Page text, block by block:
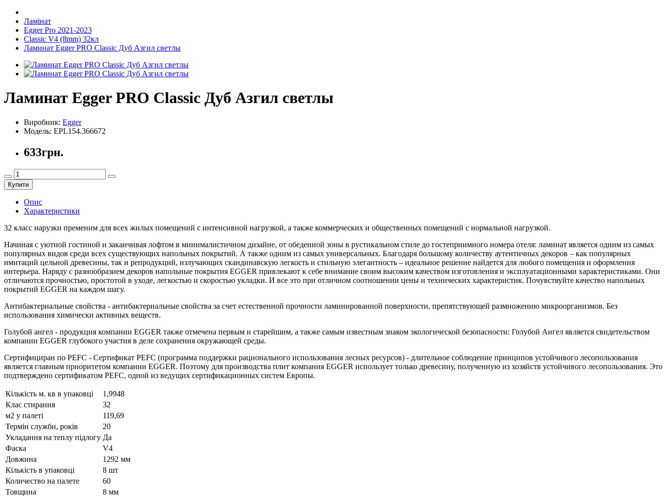
Ламінат
Egger Pro 2021-2023
Classic V4 (8mm) 32кл
Ламинат Egger PRO Classic Дуб Азгил светлы
Ламинат Egger PRO Classic Дуб Азгил светлы
Виробник: Egger
Модель: EPL154.366672
633грн.
Купити
Опис
Характеристики
32 класс нарузки пременим для всех жилых помещений с интенсивной нагрузкой, а также коммерческих и общественных помещений с нормальной нагрузкой.
Начиная с уютной гостиной и заканчивая лофтом в минималистичном дизайне, от обеденной зоны в рустикальном стиле до гостеприимного номера отеля: ламинат является одним из самых
популярных видов среди всех существующих напольных покрытий. А также одним из самых универсальных. Благодаря большому количеству аутентичных декоров – как популярных
имитаций цельной древесины, так и репродукций, излучающих скандинавскую легкость и стильную элегантность – идеальное решение найдется для любого помещения и оформления
интерьера. Наряду с разнообразием декоров напольные покрытия EGGER привлекают к себе внимание своим высоким качеством изготовления и эксплуатационными характеристиками. Они
отличаются прочностью, простотой в уходе, легкостью и скоростью укладки. И все это при отличном соотношении цены и технических характеристик. Почувствуйте качество напольных
покрытий EGGER на каждом шагу.
Антибактериальные свойства - антибактериальные свойства за счет естественной прочности ламинированной поверхности, препятствующей размножению микроорганизмов. Без
использования химически активных веществ.
Голубой ангел - продукция компании EGGER также отмечена первым и старейшим, а также самым известным знаком экологической безопасности: Голубой Ангел является свидетельством
компании EGGER глубокого участия в деле сохранения окружающей среды.
Сертифициран по PEFC - Сертификат PEFC (программа поддержки рационального использования лесных ресурсов) - длительное соблюдение принципов устойчивого лесопользования
является главным приоритетом компании EGGER. Поэтому для производства плит компания EGGER использует только древесину, полученную из хозяйств устойчивого лесопользования. Это
подтверждено сертификатом PEFC, одной из ведущих сертификационных систем Европы.
Кількість м. кв в упаковці
1,9948
Клас стирання
32
м2 у палеті
119,69
Термін служби, років
20
Укладання на теплу підлогу Да
Фаска
V4
Довжина
1292 мм
Кількість в упаковці
8 шт
Количество на палете
60
Товщина
8 мм